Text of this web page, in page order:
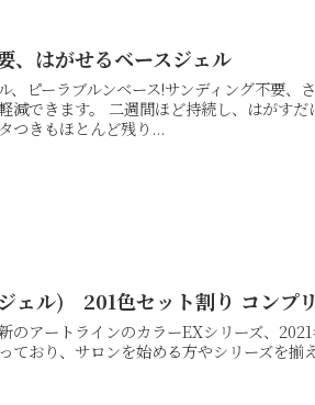
、はがせるベースジェル
、ピーラブルンベース!サンディング不要、
減できます。 二週間ほど持続し、はがす
つきもほとんど残り...
ェル) 201色セット割り コンプ
のアートラインのカラーEXシリーズ、
ており、サロンを始める方やシリーズを揃